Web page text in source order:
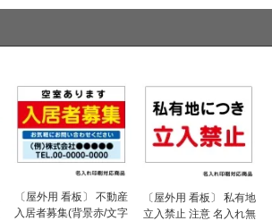
〔屋外用 看板〕 不動産
入居者募集(背景赤/文字
〔屋外用 看板〕 私有地
立入禁止 注意 名入れ無